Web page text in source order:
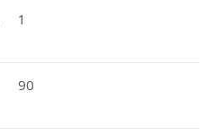
1
90